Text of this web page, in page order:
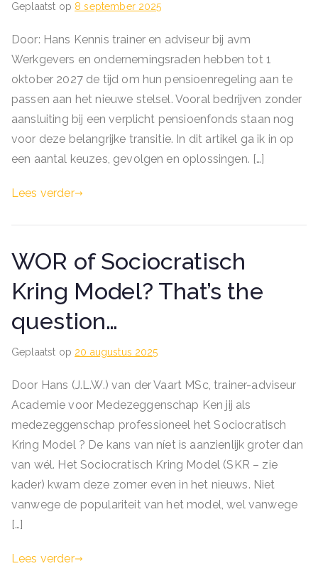
Geplaatst op 8 september 2025
Door: Hans Kennis trainer en adviseur bij avm
Werkgevers en ondernemingsraden hebben tot 1
oktober 2027 de tijd om hun pensioenregeling aan te
passen aan het nieuwe stelsel. Vooral bedrijven zonder
aansluiting bij een verplicht pensioenfonds staan nog
voor deze belangrijke transitie. In dit artikel ga ik in op
een aantal keuzes, gevolgen en oplossingen. […]
Lees verder
WOR of Sociocratisch
Kring Model? That’s the
question…
Geplaatst op 20 augustus 2025
Door Hans (J.L.W.) van der Vaart MSc, trainer-adviseur
Academie voor Medezeggenschap Ken jij als
medezeggenschap professioneel het Sociocratisch
Kring Model ? De kans van níet is aanzienlijk groter dan
van wél. Het Sociocratisch Kring Model (SKR – zie
kader) kwam deze zomer even in het nieuws. Niet
vanwege de populariteit van het model, wel vanwege
[…]
Lees verder